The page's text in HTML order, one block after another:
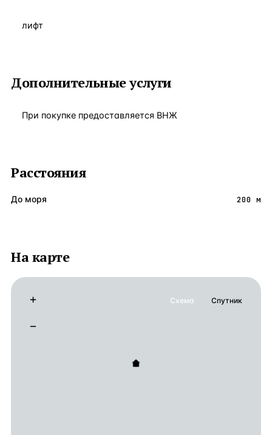
лифт
Дополнительные услуги
При покупке предоставляется ВНЖ
Расстояния
До моря 200 м
На карте
+
−
Схема Спутник